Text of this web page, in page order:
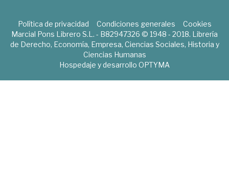
Política de privacidad Condiciones generales
Cookies
Marcial Pons Librero S.L. - B82947326 © 1948 - 2018. Librería
de Derecho, Economía, Empresa, Ciencias Sociales, Historia y
Ciencias Humanas
Hospedaje y desarrollo OPTYMA